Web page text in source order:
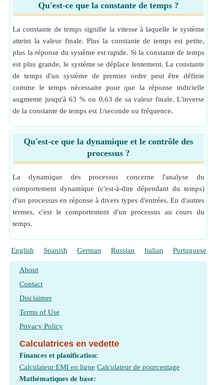
Qu'est-ce que la constante de temps ?
La constante de temps signifie la vitesse à laquelle le système
atteint la valeur finale. Plus la constante de temps est petite,
plus la réponse du système est rapide. Si la constante de temps
est plus grande, le système se déplace lentement. La constante
de temps d'un système de premier ordre peut être définie
comme le temps nécessaire pour que la réponse indicielle
augmente jusqu'à 63 % ou 0,63 de sa valeur finale. L'inverse
de la constante de temps est 1/seconde ou fréquence.
Qu'est-ce que la dynamique et le contrôle des
processus ?
La dynamique des processus concerne l'analyse du
comportement dynamique (c'est-à-dire dépendant du temps)
d'un processus en réponse à divers types d'entrées. En d'autres
termes, c'est le comportement d'un processus au cours du
temps.
English Spanish German Russian Italian Portuguese
About
Contact
Disclaimer
Terms of Use
Privacy Policy
Calculatrices en vedette
Finances et planification:
Calculateur EMI en ligne Calculateur de pourcentage
Mathématiques de base: